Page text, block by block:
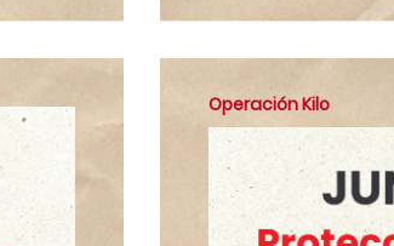
Operación Kilo